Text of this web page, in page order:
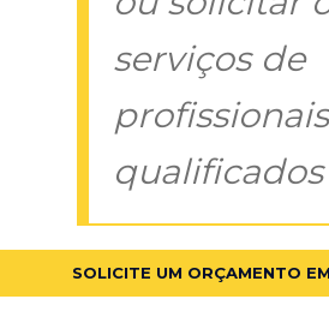
serviços de
profissionais
SOLICITE UM ORÇAMENTO